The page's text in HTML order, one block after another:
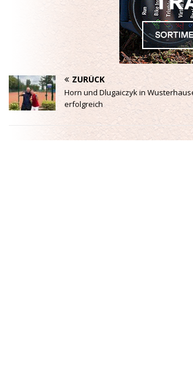
ZURÜCK
Horn und Dlugaiczyk in
erfolgreich